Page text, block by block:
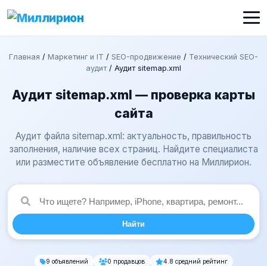
Главная / Маркетинг и IT / SEO-продвижение / Технический SEO-
аудит/ Аудит sitemap.xml
Аудит sitemap.xml — проверка карты
сайта
Аудит файла sitemap.xml: актуальность, правильность
заполнения, наличие всех страниц. Найдите специалиста
или разместите объявление бесплатно на Миллирион.
Найти
9 объявлений 0 продавцов
4.8 средний рейтинг